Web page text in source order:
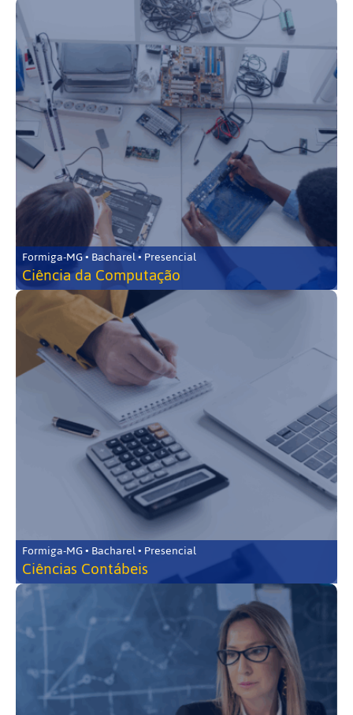
Formiga-MG • Bacharel • Presencial
Ciência da Computação
Formiga-MG • Bacharel • Presencial
Ciências Contábeis